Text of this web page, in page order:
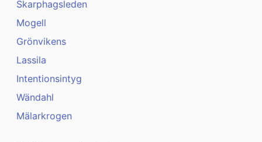
Skarphagsleden
Mogell
Grönvikens
Lassila
Intentionsintyg
Wändahl
Mälarkrogen